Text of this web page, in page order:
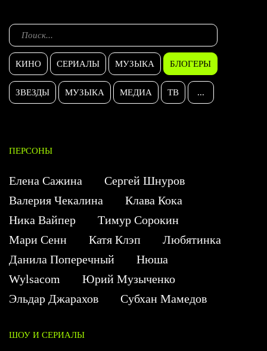
КИНО СЕРИАЛЫ МУЗЫКА БЛОГЕРЫ
ЗВЕЗДЫ МУЗЫКА МЕДИА ТВ ...
ПЕРСОНЫ
Елена Сажина
Сергей Шнуров
Валерия Чекалина
Клава Кока
Ника Вайпер
Тимур Сорокин
Мари Сенн
Катя Клэп
Любятинка
Данила Поперечный
Нюша
Wylsacom
Юрий Музыченко
Эльдар Джарахов
Субхан Мамедов
ШОУ И СЕРИАЛЫ